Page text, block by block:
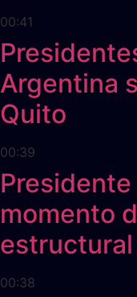
00:41
Argentina
Quito
00:39
momento
estructural
00:38